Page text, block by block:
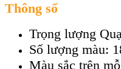
Thông số
Trọng lượng
Số lượng màu:
Màu sắc trên